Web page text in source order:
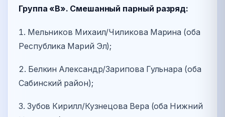
Группа «В». Смешанный парный разряд:
1. Мельников Михаил/Чиликова Марина (оба
Республика Марий Эл);
2. Белкин Александр/Зарипова Гульнара (оба
Сабинский район);
3. Зубов Кирилл/Кузнецова Вера (оба Нижний